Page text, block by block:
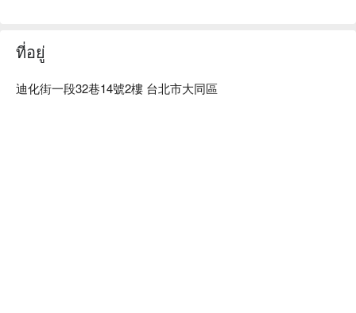
由完整留歐背景與豐富產學經歷的藝術總監盧瑞芷領導，帶領
專業製作團隊，以推廣工藝設計美學為己任，提供專業珠寶金
光在金工預約、光在金工價格立刻查看⬇︎
ที่อยู่
迪化街一段32巷14號2樓 台北市大同區